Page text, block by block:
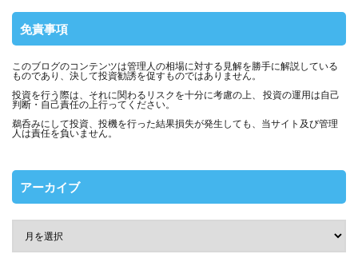
免責事項
このブログのコンテンツは管理人の相場に対する見解を勝手に解説している
ものであり、決して投資勧誘を促すものではありません。
投資を行う際は、それに関わるリスクを十分に考慮の上、 投資の運用は自己
判断・自己責任の上行ってください。
鵜呑みにして投資、投機を行った結果損失が発生しても、当サイト及び管理
人は責任を負いません。
アーカイブ